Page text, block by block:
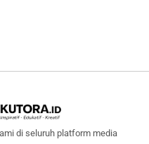
di seluruh platform media